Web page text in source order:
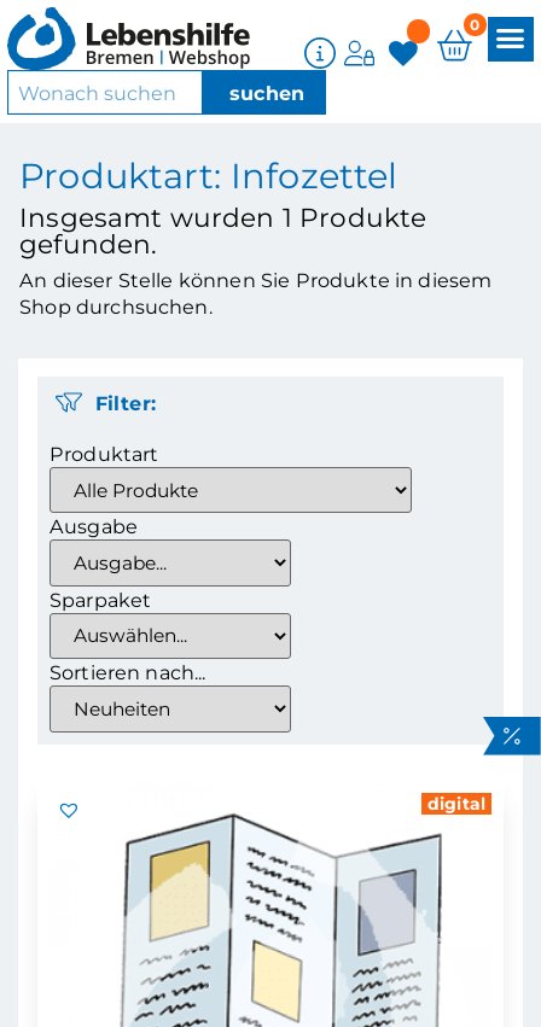
0
Produktart: Infozettel
Insgesamt wurden 1 Produkte
gefunden.
An dieser Stelle können Sie Produkte in diesem
Shop durchsuchen.
Filter:
Produktart
Ausgabe
Sparpaket
Sortieren nach...
digital